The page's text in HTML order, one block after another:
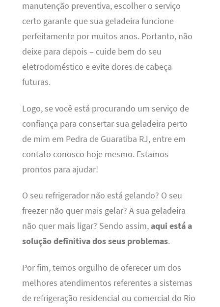
manutenção preventiva, escolher o serviço
certo garante que sua geladeira funcione
perfeitamente por muitos anos. Portanto, não
deixe para depois – cuide bem do seu
eletrodoméstico e evite dores de cabeça
futuras.
Logo, se você está procurando um serviço de
confiança para consertar sua geladeira perto
de mim em Pedra de Guaratiba RJ, entre em
contato conosco hoje mesmo. Estamos
prontos para ajudar!
O seu refrigerador não está gelando? O seu
freezer não quer mais gelar? A sua geladeira
não quer mais ligar? Sendo assim,aqui está a
solução definitiva dos seus problemas.
Por fim, temos orgulho de oferecer um dos
melhores atendimentos referentes a sistemas
de refrigeração residencial ou comercial do Rio